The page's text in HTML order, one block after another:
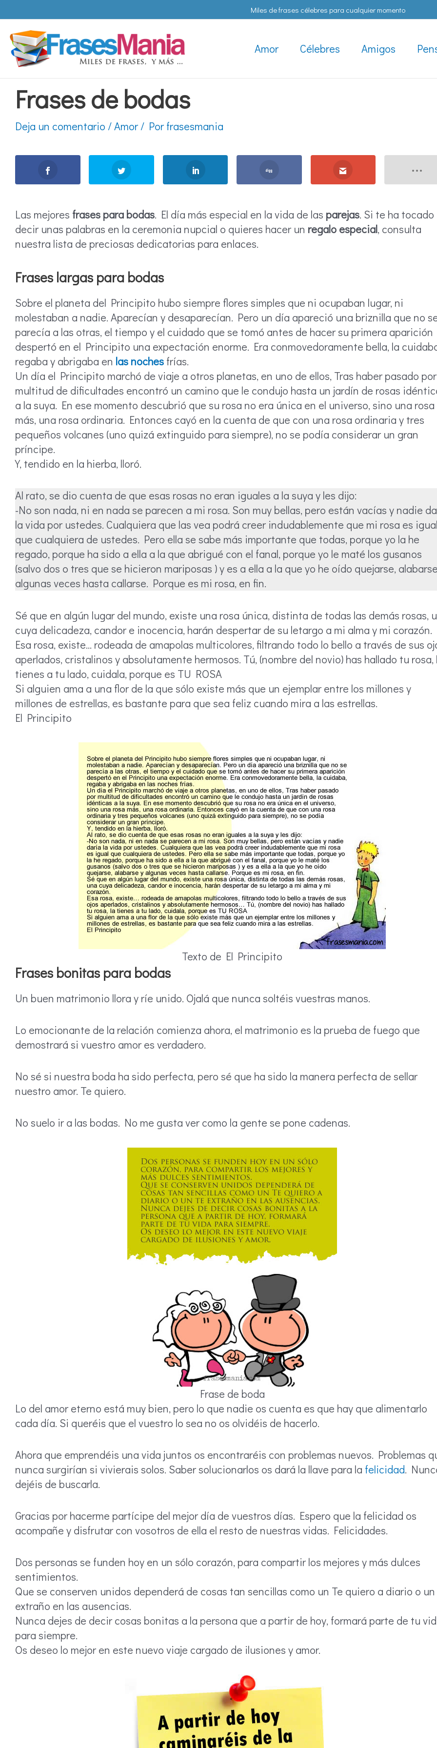
al
contenido
Miles de frases célebres para cualquier momento
Amor Célebres Amigos
Frases de bodas
Deja un comentario /Amor / Por frasesmania
Las mejores frases para bodas. El día más especial en la vida de las parejas. Si te ha tocado
decir unas palabras en la ceremonia nupcial o quieres hacer un regalo especial, consulta
nuestra lista de preciosas dedicatorias para enlaces.
Frases largas para bodas
Sobre el planeta del Principito hubo siempre flores simples que ni ocupaban lugar, ni
molestaban a nadie. Aparecían y desaparecían. Pero un día apareció una briznilla que no
parecía a las otras, el tiempo y el cuidado que se tomó antes de hacer su primera aparición
despertó en el Principito una expectación enorme. Era conmovedoramente bella, la
regaba y abrigaba en las noches frías.
Un día el Principito marchó de viaje a otros planetas, en uno de ellos, Tras haber pasado por
multitud de dificultades encontró un camino que le condujo hasta un jardín de rosas
a la suya. En ese momento descubrió que su rosa no era única en el universo, sino una rosa
más, una rosa ordinaria. Entonces cayó en la cuenta de que con una rosa ordinaria y tres
pequeños volcanes (uno quizá extinguido para siempre), no se podía considerar un gran
príncipe.
Y, tendido en la hierba, lloró.
Al rato, se dio cuenta de que esas rosas no eran iguales a la suya y les dijo:
-No son nada, ni en nada se parecen a mi rosa. Son muy bellas, pero están vacías y nadie
la vida por ustedes. Cualquiera que las vea podrá creer indudablemente que mi rosa es
que cualquiera de ustedes. Pero ella se sabe más importante que todas, porque yo la he
regado, porque ha sido a ella a la que abrigué con el fanal, porque yo le maté los gusanos
(salvo dos o tres que se hicieron mariposas ) y es a ella a la que yo he oído quejarse,
algunas veces hasta callarse. Porque es mi rosa, en fin.
Sé que en algún lugar del mundo, existe una rosa única, distinta de todas las demás rosas,
cuya delicadeza, candor e inocencia, harán despertar de su letargo a mi alma y mi corazón.
Esa rosa, existe… rodeada de amapolas multicolores, filtrando todo lo bello a través de sus
aperlados, cristalinos y absolutamente hermosos. Tú, (nombre del novio) has hallado tu rosa,
tienes a tu lado, cuidala, porque es TU ROSA
Si alguien ama a una flor de la que sólo existe más que un ejemplar entre los millones y
millones de estrellas, es bastante para que sea feliz cuando mira a las estrellas.
El Principito
Texto de El Principito
Frases bonitas para bodas
Un buen matrimonio llora y ríe unido. Ojalá que nunca soltéis vuestras manos.
Lo emocionante de la relación comienza ahora, el matrimonio es la prueba de fuego que
demostrará si vuestro amor es verdadero.
No sé si nuestra boda ha sido perfecta, pero sé que ha sido la manera perfecta de sellar
nuestro amor. Te quiero.
No suelo ir a las bodas. No me gusta ver como la gente se pone cadenas.
Frase de boda
Lo del amor eterno está muy bien, pero lo que nadie os cuenta es que hay que alimentarlo
cada día. Si queréis que el vuestro lo sea no os olvidéis de hacerlo.
Ahora que emprendéis una vida juntos os encontraréis con problemas nuevos. Problemas
nunca surgirían si vivierais solos. Saber solucionarlos os dará la llave para la felicidad.
dejéis de buscarla.
Gracias por hacerme partícipe del mejor día de vuestros días. Espero que la felicidad os
acompañe y disfrutar con vosotros de ella el resto de nuestras vidas. Felicidades.
Dos personas se funden hoy en un sólo corazón, para compartir los mejores y más dulces
sentimientos.
Que se conserven unidos dependerá de cosas tan sencillas como un Te quiero a diario o
extraño en las ausencias.
Nunca dejes de decir cosas bonitas a la persona que a partir de hoy, formará parte de tu
para siempre.
Os deseo lo mejor en este nuevo viaje cargado de ilusiones y amor.